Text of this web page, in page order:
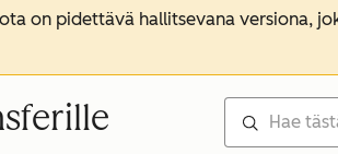
on pidettävä hallitsevana versiona,